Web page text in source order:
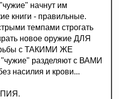
начнут им
книги - правильные.
темпами строгать
новое оружие ДЛЯ
с ТАКИМИ ЖЕ
разделяют с ВАМИ
насилия и крови...